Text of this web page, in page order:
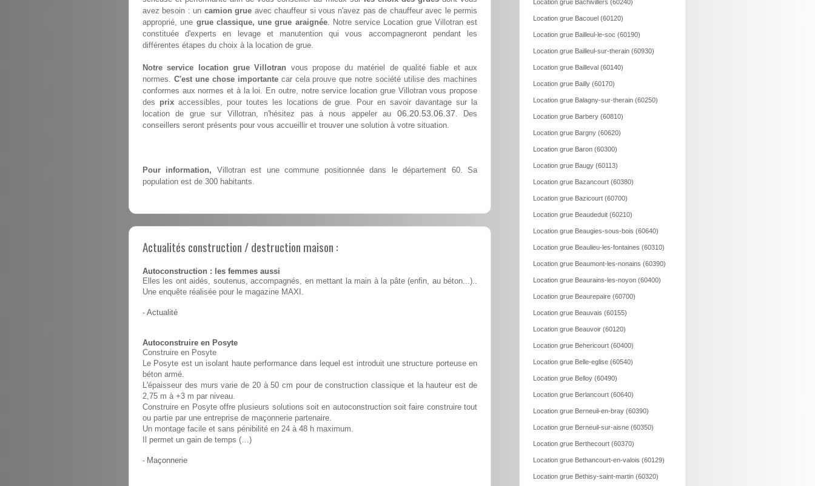
avez besoin : un camion grue avec chauffeur si vous n'avez pas de chauffeur avec le permis
approprié, une grue classique, une grue araignée. Notre service Location grue Villotran est
constituée d'experts en levage et manutention qui vous accompagneront pendant les
différentes étapes du choix à la location de grue.
Notre service location grue Villotran vous propose du matériel de qualité fiable et aux
normes. C'est une chose importantecar cela prouve que notre société utilise des machines
conformes aux normes et à la loi. En outre, notre service location grue Villotran vous propose
des prixaccessibles, pour toutes les locations de grue. Pour en savoir davantage sur la
location de grue sur Villotran, n'hésitez pas à nous appeler au 06.20.53.06.37. Des
conseillers seront présents pour vous accueillir et trouver une solution à votre situation.
Pour information, Villotran est une commune positionnée dans le département 60. Sa
population est de 300 habitants.
Actualités construction / destruction maison :
Autoconstruction : les femmes aussi
Elles les ont aidés, soutenus, accompagnés, en mettant la main à la pâte (enfin, au béton...)..
Une enquête réalisée pour le magazine MAXI.
- Actualité
Autoconstruire en Posyte
Construire en Posyte
Le Posyte est un isolant haute performance dans lequel est introduit une structure porteuse en
béton armé.
L'épaisseur des murs varie de 20 à 50 cm pour de construction classique et la hauteur est de
2,75 m à +3 m par niveau.
Construire en Posyte offre plusieurs solutions soit en autoconstruction soit faire construire tout
ou partie par une entreprise de maçonnerie partenaire.
Un montage facile et sans pénibilité en 24 à 48 h maximum.
Il permet un gain de temps (…)
- Maçonnerie
Location grue Bachivillers (60240)
Location grue Bacouel (60120)
Location grue Bailleul-le-soc (60190)
Location grue Bailleul-sur-therain (60930)
Location grue Bailleval (60140)
Location grue Bailly (60170)
Location grue Balagny-sur-therain (60250)
Location grue Barbery (60810)
Location grue Bargny (60620)
Location grue Baron (60300)
Location grue Baugy (60113)
Location grue Bazancourt (60380)
Location grue Bazicourt (60700)
Location grue Beaudeduit (60210)
Location grue Beaugies-sous-bois (60640)
Location grue Beaulieu-les-fontaines (60310)
Location grue Beaumont-les-nonains (60390)
Location grue Beaurains-les-noyon (60400)
Location grue Beaurepaire (60700)
Location grue Beauvais (60155)
Location grue Beauvoir (60120)
Location grue Behericourt (60400)
Location grue Belle-eglise (60540)
Location grue Belloy (60490)
Location grue Berlancourt (60640)
Location grue Berneuil-en-bray (60390)
Location grue Berneuil-sur-aisne (60350)
Location grue Berthecourt (60370)
Location grue Bethancourt-en-valois (60129)
Location grue Bethisy-saint-martin (60320)